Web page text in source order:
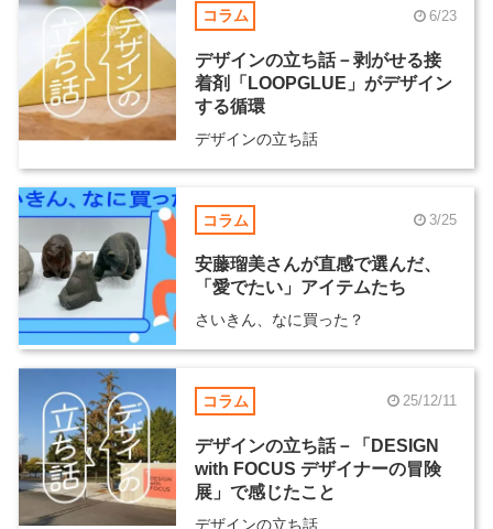
コラム 6/23
デザインの立ち話－剥がせる接
着剤「LOOPGLUE」がデザイン
する循環
デザインの立ち話
コラム 3/25
安藤瑠美さんが直感で選んだ、
「愛でたい」アイテムたち
さいきん、なに買った？
コラム 25/12/11
デザインの立ち話－「DESIGN
with FOCUS デザイナーの冒険
展」で感じたこと
デザインの立ち話